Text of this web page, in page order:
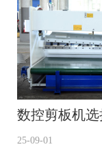
数控剪板机选
25-09-01